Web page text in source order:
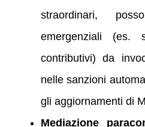
straordinari,
emergenziali (es.
contributivi) da
nelle sanzioni
gli aggiornamenti di
Mediazione